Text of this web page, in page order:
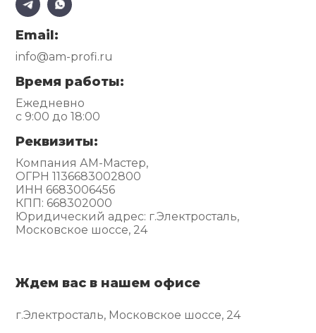
Email:
info@am-profi.ru
Время работы:
Ежедневно
с 9:00 до 18:00
Реквизиты:
Компания АМ-Мастер,
ОГРН 1136683002800
ИНН 6683006456
КПП: 668302000
Юридический адрес: г.Электросталь,
Московское шоссе, 24
Ждем вас в нашем офисе
г.Электросталь, Московское шоссе, 24